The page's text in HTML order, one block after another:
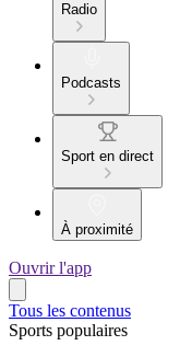
Radio
Podcasts
Sport en direct
À proximité
Ouvrir l'app
Tous les contenus
Sports populaires